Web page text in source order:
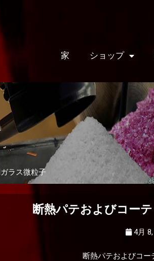
家 ショップ
ラス微粒子
断熱パテおよびコー
4月
断熱パテおよびコー